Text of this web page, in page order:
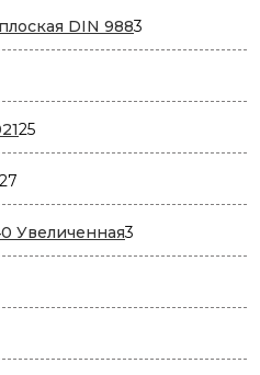
DIN 9883
товара
2525
товаров
27
товаров
Увеличенная3
товара